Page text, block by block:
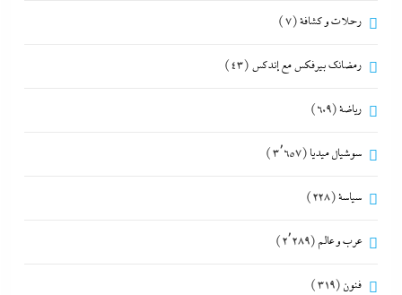
رحلات و كشافة(7)
رمضانك بيرفكس مع إندكس (43)
رياضة(609)
سوشيال ميديا (3٬657)
سياسة(228)
عرب و عالم (2٬289)
فنون (319)